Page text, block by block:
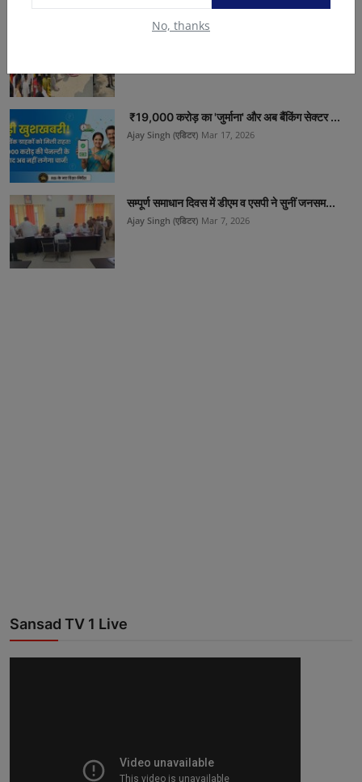
No, thanks
दर्दनाक हादसा: फाजिलनगर में ड्यूटी पर जा रही स्टाफ...
₹19,000 करोड़ का 'जुर्माना' और अब बैंकिंग सेक्टर ...
Ajay Singh (एडिटर) Mar 17, 2026
सम्पूर्ण समाधान दिवस में डीएम व एसपी ने सुनीं जनसम...
Ajay Singh (एडिटर) Mar 7, 2026
Sansad TV 1 Live